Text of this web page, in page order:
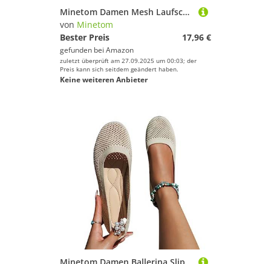
Minetom Damen Mesh Laufschuhe Turnschuhe Sportschuhe Sneaker Running Tennis Schuhe Straßenlaufschuhe Dämpfung Leichtgewichts Atmungsaktiv Walkingschuhe Outdoor Fitness Jogging B1 Rot 36 EU
von Minetom
Bester Preis
17,96 €
gefunden bei Amazon
zuletzt überprüft am 27.09.2025 um 00:03; der
Preis kann sich seitdem geändert haben.
Keine weiteren Anbieter